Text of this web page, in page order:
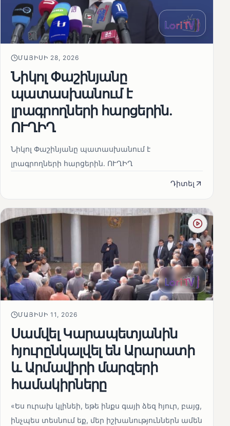
ՄԱՅԻՍԻ 28, 2026
Նիկոլ Փաշինյանը
պատասխանում է
լրագրողների հարցերին․
ՈՒՂԻՂ
Նիկոլ Փաշինյանը պատասխանում է
լրագրողների հարցերին․ ՈՒՂԻՂ
Դիտել
ՄԱՅԻՍԻ 11, 2026
Սամվել Կարապետյանին
հյուրընկալվել են Արարատի
և Արմավիրի մարզերի
համակիրները
«Ես ուրախ կլինեի, եթե ինքս գայի ձեզ հյուր, բայց,
ինչպես տեսնում եք, մեր իշխանություններն ամեն